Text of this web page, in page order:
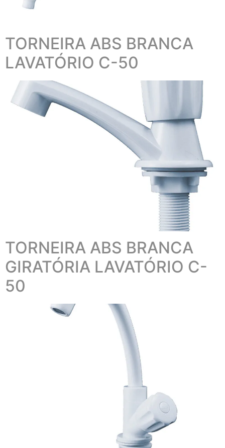
TORNEIRA ABS BRANCA
LAVATÓRIO C-50
TORNEIRA ABS BRANCA
GIRATÓRIA LAVATÓRIO C-
50